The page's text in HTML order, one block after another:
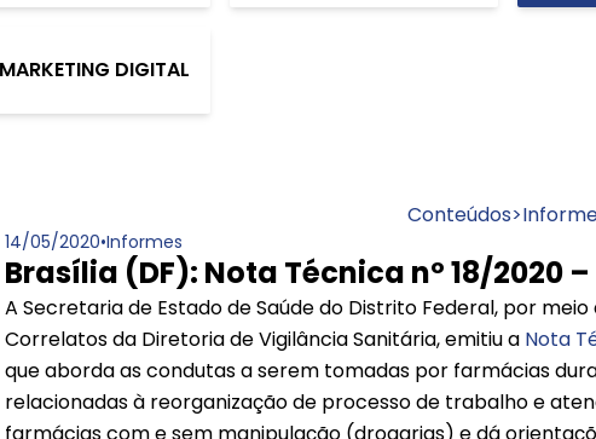
DIGITAL
Conteúdos>
14/05/2020•Informes
Brasília (DF): Nota Técnica nº 18/2020
A Secretaria de Estado de Saúde do Distrito Federal, por
Correlatos da Diretoria de Vigilância Sanitária, emitiu a Nota
que aborda as condutas a serem tomadas por farmácias
relacionadas à reorganização de processo de trabalho e